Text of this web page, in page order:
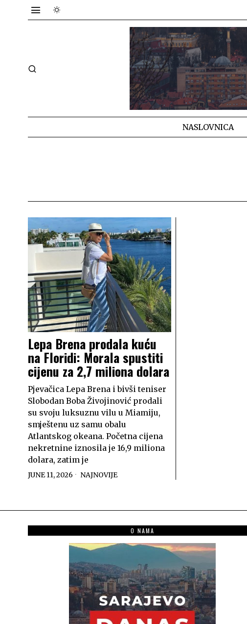
NASLOVNICA
Lepa Brena prodala kuću
na Floridi: Morala spustiti
cijenu za 2,7 miliona dolara
Pjevačica Lepa Brena i bivši teniser
Slobodan Boba Živojinović prodali
su svoju luksuznu vilu u Miamiju,
smještenu uz samu obalu
Atlantskog okeana. Početna cijena
nekretnine iznosila je 16,9 miliona
dolara, zatim je
JUNE 11, 2026 NAJNOVIJE
O NAMA